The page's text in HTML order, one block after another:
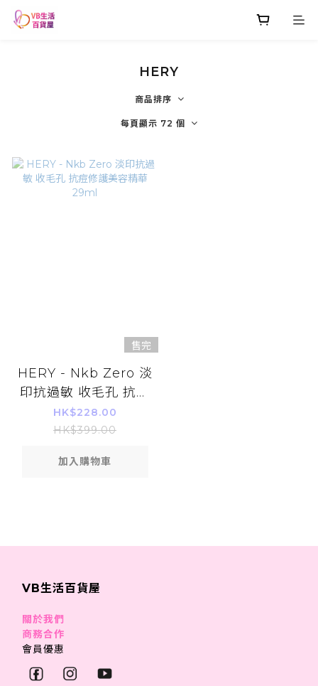
HERY
商品排序
每頁顯示 72 個
售完
HERY - Nkb Zero 淡
印抗過敏 收毛孔 抗痘
修護美容精華 29ml
HK$228.00
HK$399.00
加入購物車
VB生活百貨屋
關於我們
商務合作
會員優惠